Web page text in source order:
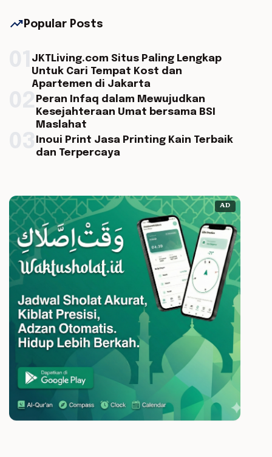
trending_up Popular Posts
JKTLiving.com Situs Paling Lengkap
Untuk Cari Tempat Kost dan
Apartemen di Jakarta
Peran Infaq dalam Mewujudkan
Kesejahteraan Umat bersama BSI
Maslahat
Inoui Print Jasa Printing Kain Terbaik
dan Terpercaya
AD